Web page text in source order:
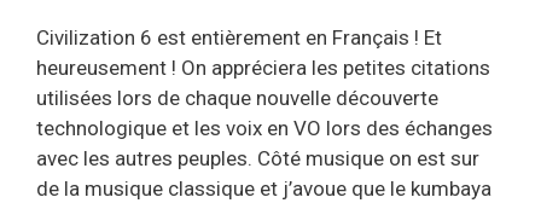
Civilization 6 est entièrement en Français ! Et
heureusement ! On appréciera les petites citations
utilisées lors de chaque nouvelle découverte
technologique et les voix en VO lors des échanges
avec les autres peuples. Côté musique on est sur
de la musique classique et j’avoue que le kumbaya